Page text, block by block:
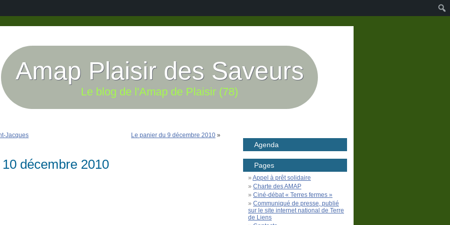
Amap Plaisir des Saveurs
Le blog de l'Amap de Plaisir (78)
Jacques Le panier du 9 décembre 2010 »
décembre 2010
Agenda
Pages
Appel à prêt solidaire
Charte des AMAP
Ciné-débat « Terres fermes »
Communiqué de presse, publié
sur le site internet national de Terre
de Liens